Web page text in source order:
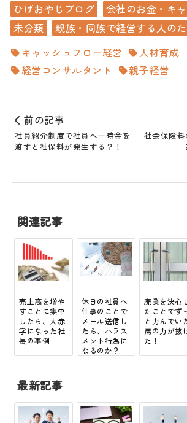
ひげおやじブログ
会社のお金・キ
未分類
親族・同族で経営する人の
キャッシュフロー経営
人材育成
経営コンサルタント
親子経営
前の記事
社員紹介制度で社員へ一時金を
渡すと社保料が発生する？！
社会保険
関連記事
売上高を増や
すことに集中
したら、大赤
字になった社
長の事例
休日の社員へ
仕事のことで
メール送信し
たら、ハラス
メント行為に
なるのか？
廃業を決心
たことでず
と力んでい
肩の力が抜
た！
最新記事